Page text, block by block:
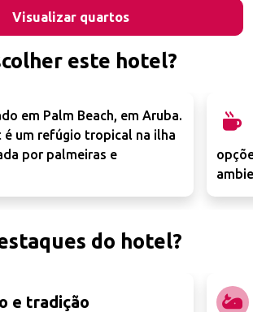
este hotel?
em Palm Beach, em Aruba.
é um refúgio tropical na ilha
por palmeiras e
Visualizar quartos
do hotel?
e tradição